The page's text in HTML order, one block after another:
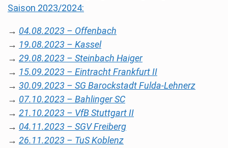
Saison 2023/2024:
→ 04.08.2023 – Offenbach
→ 19.08.2023 – Kassel
→ 29.08.2023 – Steinbach Haiger
→ 15.09.2023 – Eintracht Frankfurt II
→ 30.09.2023 – SG Barockstadt Fulda-Lehnerz
→ 07.10.2023 – Bahlinger SC
→ 21.10.2023 – VfB Stuttgart II
→ 04.11.2023 – SGV Freiberg
→ 26.11.2023 – TuS Koblenz